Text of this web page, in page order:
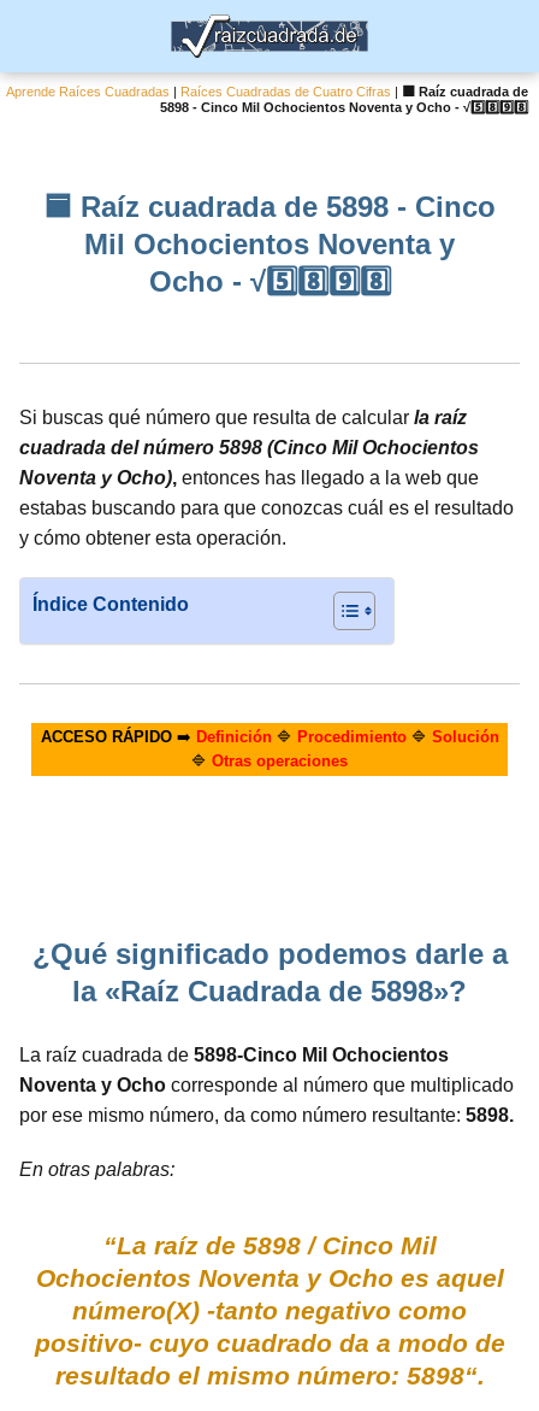
Aprende Raíces Cuadradas | Raíces Cuadradas de Cuatro Cifras |
🟦 Raíz cuadrada de
5898 - Cinco Mil Ochocientos Noventa y Ocho - √5️⃣8️⃣9️⃣8️⃣
🟦 Raíz cuadrada de 5898 - Cinco
Mil Ochocientos Noventa y
Ocho - √5️⃣8️⃣9️⃣8️⃣
Si buscas qué número que resulta de calcular la raíz
cuadrada del número 5898 (Cinco Mil Ochocientos
Noventa y Ocho), entonces has llegado a la web que
estabas buscando para que conozcas cuál es el resultado
y cómo obtener esta operación.
Índice Contenido
ACCESO RÁPIDO➡️ Definición🔷 Procedimiento🔷 Solución
🔷 Otras operaciones
¿Qué significado podemos darle a
la «Raíz Cuadrada de 5898»?
La raíz cuadrada de 5898-Cinco Mil Ochocientos
Noventa y Ocho corresponde al número que multiplicado
por ese mismo número, da como número resultante: 5898.
En otras palabras:
“La raíz de 5898 / Cinco Mil
Ochocientos Noventa y Ocho es aquel
número(X) -tanto negativo como
positivo- cuyo cuadrado da a modo de
resultado el mismo número: 5898“.